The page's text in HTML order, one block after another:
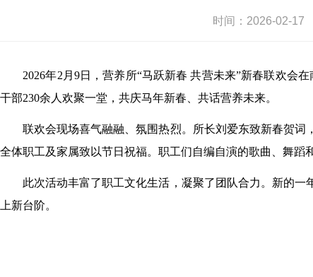
时间： 2026-02-17
2026年2月9日，营养所“马跃新春 共营未来”新春联欢会
干部230余人欢聚一堂，共庆马年新春、共话营养未来。
联欢会现场喜气融融、氛围热烈。所长刘爱东致新春贺
全体职工及家属致以节日祝福。职工们自编自演的歌曲、舞蹈
此次活动丰富了职工文化生活，凝聚了团队合力。新的
上新台阶。